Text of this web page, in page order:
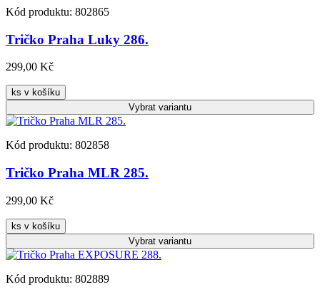
Kód produktu: 802865
Tričko Praha Luky 286.
299,00 Kč
ks v košíku
Vybrat variantu
Kód produktu: 802858
Tričko Praha MLR 285.
299,00 Kč
ks v košíku
Vybrat variantu
Kód produktu: 802889